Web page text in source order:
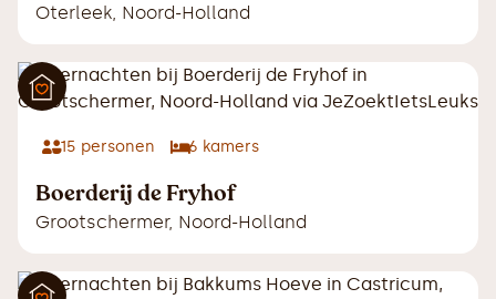
Oterleek, Noord-Holland
15 personen 6 kamers
Boerderij de Fryhof
Grootschermer, Noord-Holland